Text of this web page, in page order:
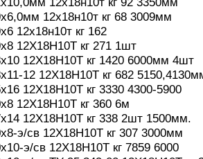
12х18н10т кг 68 3009мм
12х18н10т кг 162
12Х18Н10Т кг 271 1шт
12Х18Н10Т кг 1420 6000мм 4шт
12 12Х18Н10Т кг 682
12Х18Н10Т кг 3330 4300-5900
12Х18Н10Т кг 360 6м
12Х18Н10Т кг 338 2шт 1500мм.
э/св 12Х18Н10Т кг 307 3000мм
э/св 12Х18Н10Т кг 7859 6000